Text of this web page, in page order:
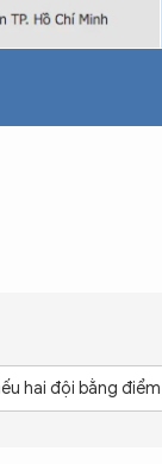
hai đội bằng điểm